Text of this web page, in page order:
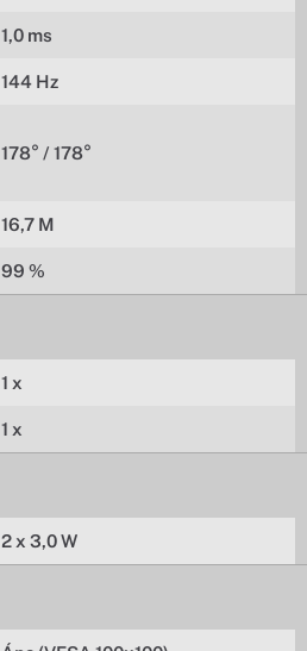
1,0 ms
144 Hz
178° / 178°
16,7 M
99 %
1 x
1 x
2 x 3,0 W